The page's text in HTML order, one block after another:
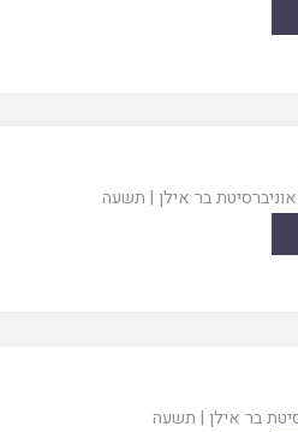
אוניברסיטת בר אילן | תשעה
בר אילן | תשעה